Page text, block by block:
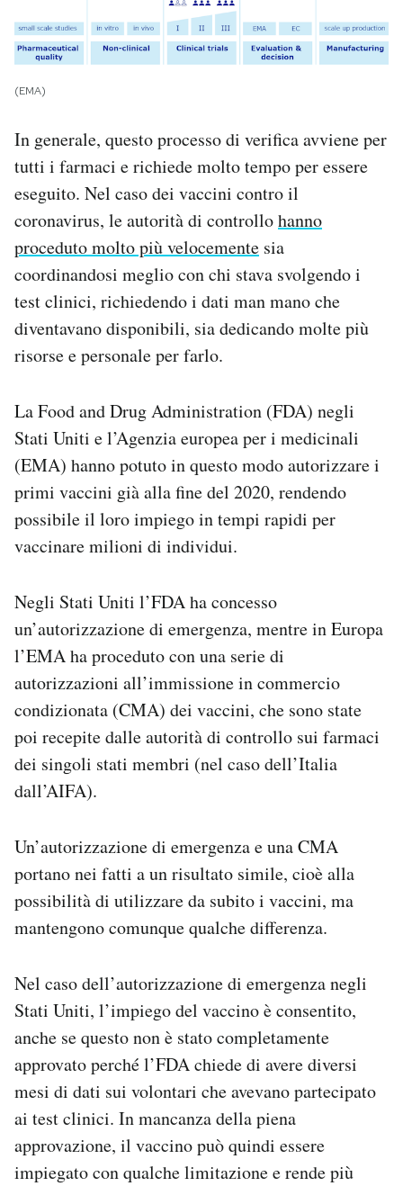
(EMA)
In generale, questo processo di verifica avviene per
tutti i farmaci e richiede molto tempo per essere
eseguito. Nel caso dei vaccini contro il
coronavirus, le autorità di controllohanno
proceduto molto più velocemente sia
coordinandosi meglio con chi stava svolgendo i
test clinici, richiedendo i dati man mano che
diventavano disponibili, sia dedicando molte più
risorse e personale per farlo.
La Food and Drug Administration (FDA) negli
Stati Uniti e l’Agenzia europea per i medicinali
(EMA) hanno potuto in questo modo autorizzare i
primi vaccini già alla fine del 2020, rendendo
possibile il loro impiego in tempi rapidi per
vaccinare milioni di individui.
Negli Stati Uniti l’FDA ha concesso
un’autorizzazione di emergenza, mentre in Europa
l’EMA ha proceduto con una serie di
autorizzazioni all’immissione in commercio
condizionata (CMA) dei vaccini, che sono state
poi recepite dalle autorità di controllo sui farmaci
dei singoli stati membri (nel caso dell’Italia
dall’AIFA).
Un’autorizzazione di emergenza e una CMA
portano nei fatti a un risultato simile, cioè alla
possibilità di utilizzare da subito i vaccini, ma
mantengono comunque qualche differenza.
Nel caso dell’autorizzazione di emergenza negli
Stati Uniti, l’impiego del vaccino è consentito,
anche se questo non è stato completamente
approvato perché l’FDA chiede di avere diversi
mesi di dati sui volontari che avevano partecipato
ai test clinici. In mancanza della piena
approvazione, il vaccino può quindi essere
impiegato con qualche limitazione e rende più